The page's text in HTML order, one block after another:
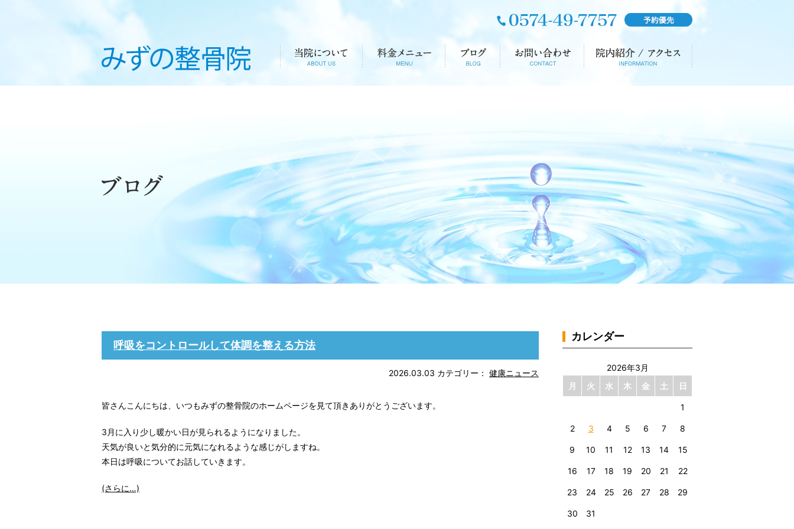
呼吸をコントロールして体調を整える方法
2026.03.03 カテゴリー： 健康ニュース
皆さんこんにちは、いつもみずの整骨院のホームページを見て頂きありがとうございます。
3月に入り少し暖かい日が見られるようになりました。
天気が良いと気分的に元気になれるような感じがしますね。
本日は呼吸についてお話していきます。
(さらに…)
カレンダー
2026年3月
月
火 水 木 金 土 日
1
2 3 4 5 6 7 8
9 10 11 12 13 14 15
16 17 18 19 20 21 22
23 24 25 26 27 28 29
30 31